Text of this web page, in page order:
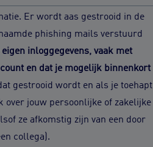
Er wordt aas gestrooid in de
phishing mails verstuurd
inloggegevens, vaak met
en dat je mogelijk binnenkort
gestrooid wordt en als je toehapt
over jouw persoonlijke of zakelijke
ze afkomstig zijn van een door
collega).